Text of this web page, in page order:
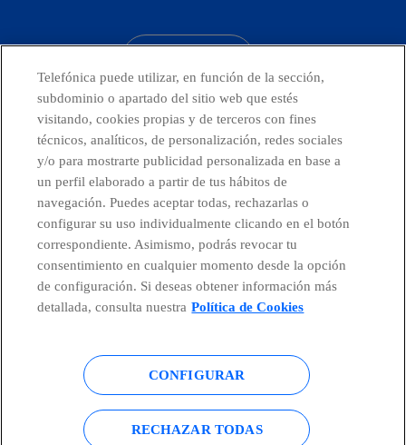
Telefónica en redes sociales
Canal de Denuncias
Centro Global Transparencia
Política de cookies Aviso legal
Accesibilidad Política de privacidad
Telefónica puede utilizar, en función de la sección,
subdominio o apartado del sitio web que estés
visitando, cookies propias y de terceros con fines
técnicos, analíticos, de personalización, redes sociales
y/o para mostrarte publicidad personalizada en base a
un perfil elaborado a partir de tus hábitos de
navegación. Puedes aceptar todas, rechazarlas o
configurar su uso individualmente clicando en el botón
correspondiente. Asimismo, podrás revocar tu
consentimiento en cualquier momento desde la opción
de configuración. Si deseas obtener información más
detallada, consulta nuestra Política de Cookies
CONFIGURAR
RECHAZAR TODAS